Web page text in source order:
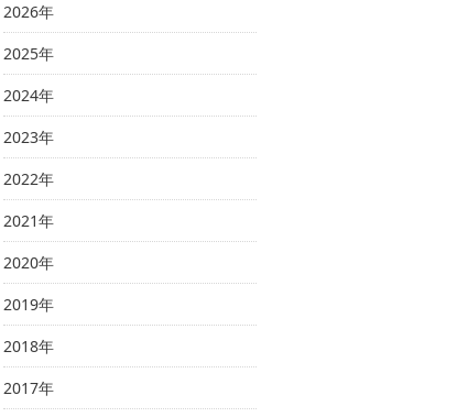
2026年
2025年
2024年
2023年
2022年
2021年
2020年
2019年
2018年
2017年